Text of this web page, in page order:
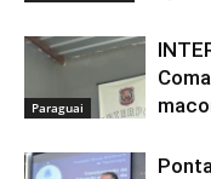
Paraguai